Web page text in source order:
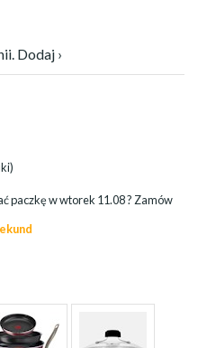
Dodaj ›
paczkę wwtorek 11.08? Zamów